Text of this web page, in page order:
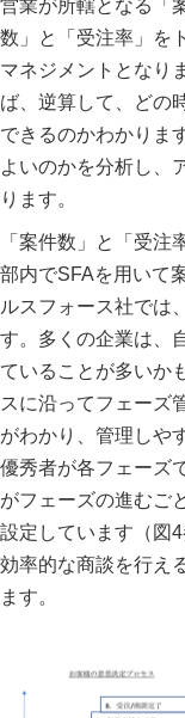
営業が所轄となる「
数」と「受注率」を
マネジメントとなり
ば、逆算して、どの
できるのかわかりま
よいのかを分析し、
ります。
「案件数」と「受
部内でSFAを用いて
ルスフォース社では
す。多くの企業は、
ていることが多いか
スに沿ってフェーズ
がわかり、管理しや
優秀者が各フェーズ
がフェーズの進むご
設定しています（図
効率的な商談を行え
ます。